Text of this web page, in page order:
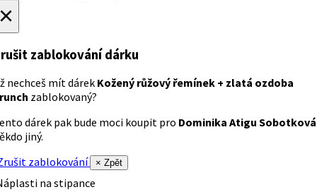
zablokování dárku
nechceš mít dárek Kožený růžový řemínek + zlatá ozdoba
zablokovaný?
dárek pak bude moci koupit pro Dominika Atigu Sobotková
jiný.
zablokování
× Zpět